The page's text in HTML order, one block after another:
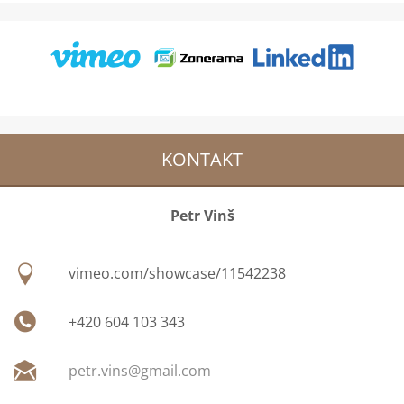
KONTAKT
Petr Vinš
vimeo.com/showcase/11542238
+420 604 103 343
petr.vins@gmail.com